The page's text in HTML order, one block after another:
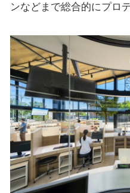
ンなどまで総合的にプロ